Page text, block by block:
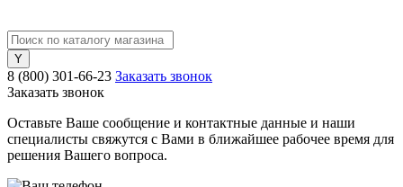
8 (800) 301-66-23 Заказать звонок
Заказать звонок
Оставьте Ваше сообщение и контактные данные и наши
специалисты свяжутся с Вами в ближайшее рабочее время для
решения Вашего вопроса.